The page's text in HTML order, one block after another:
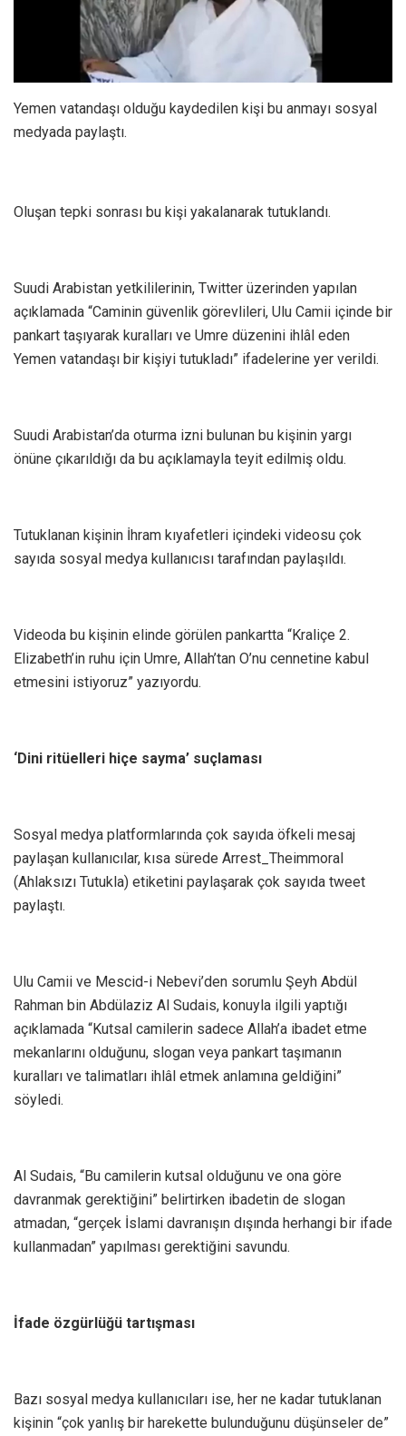
Y emen vatandaşı olduğu kaydedilen kişi bu anmayı sosyal
medyada paylaştı.
O luşan tepki sonrası bu kişi yakalanarak tutuklandı.
S uudi Arabistan yetkililerinin, Twitter üzerinden yapılan
açıklamada “Caminin güvenlik görevlileri, Ulu Camii içinde bir
pankart taşıyarak kuralları ve Umre düzenini ihlâl eden
Yemen vatandaşı bir kişiyi tutukladı” ifadelerine yer verildi.
S uudi Arabistan’da oturma izni bulunan bu kişinin yargı
önüne çıkarıldığı da bu açıklamayla teyit edilmiş oldu.
T utuklanan kişinin İhram kıyafetleri içindeki videosu çok
sayıda sosyal medya kullanıcısı tarafından paylaşıldı.
Videoda bu kişinin elinde görülen pankartta “Kraliçe 2.
Elizabeth’in ruhu için Umre, Allah’tan O’nu cennetine kabul
etmesini istiyoruz” yazıyordu.
‘Dini ritüelleri hiçe sayma’ suçlaması
S osyal medya platformlarında çok sayıda öfkeli mesaj
paylaşan kullanıcılar, kısa sürede Arrest_Theimmoral
(Ahlaksızı Tutukla) etiketini paylaşarak çok sayıda tweet
paylaştı.
U lu Camii ve Mescid-i Nebevi’den sorumlu Şeyh Abdül
Rahman bin Abdülaziz Al Sudais, konuyla ilgili yaptığı
açıklamada “Kutsal camilerin sadece Allah’a ibadet etme
mekanlarını olduğunu, slogan veya pankart taşımanın
kuralları ve talimatları ihlâl etmek anlamına geldiğini”
söyledi.
A l Sudais, “Bu camilerin kutsal olduğunu ve ona göre
davranmak gerektiğini” belirtirken ibadetin de slogan
atmadan, “gerçek İslami davranışın dışında herhangi bir ifade
kullanmadan” yapılması gerektiğini savundu.
İ fade özgürlüğü tartışması
Bazı sosyal medya kullanıcıları ise, her ne kadar tutuklanan
kişinin “çok yanlış bir harekette bulunduğunu düşünseler de”